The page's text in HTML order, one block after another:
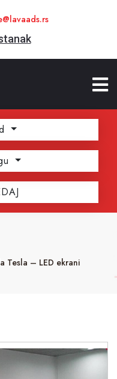
Tesla – LED ekrani